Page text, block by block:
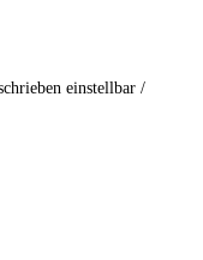
einstellbar /